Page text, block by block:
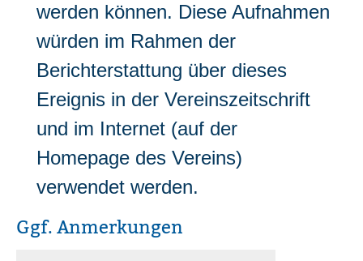
werden können. Diese Aufnahmen
würden im Rahmen der
Berichterstattung über dieses
Ereignis in der Vereinszeitschrift
und im Internet (auf der
Homepage des Vereins)
verwendet werden.
Ggf. Anmerkungen